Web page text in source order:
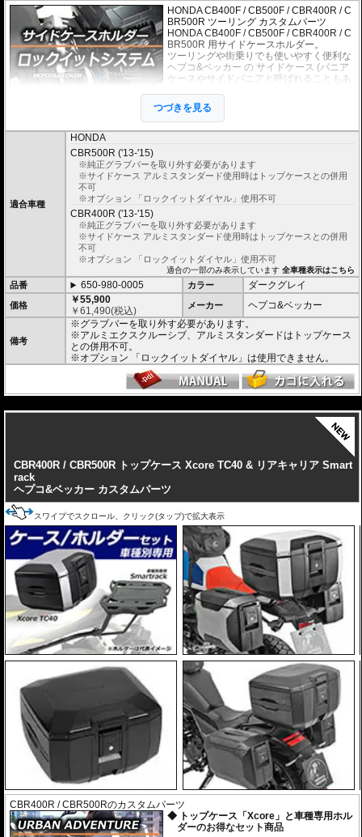
HONDA CB400F / CB500F / CBR400R / C
BR500R ツーリング カスタムパーツ
HONDA CB400F / CB500F / CBR400R / C
BR500R 用サイドケースホルダー。
ツーリングや街乗りでも使いやすく便利な
ヘプコ&ベッカー のサイドケース (パニア
ケースやサイドパニアと呼ばれることもあ
のない時には、ケースだけでなく、ホルダ
ー自体も簡単に取り外すことのできる、
「ロックイットシステム」を採用していま
す。
使わないときは簡単に取り外すことができ、車体を軽くできます。ツーリング
や街乗りに合わせて使いやすく便利だと好評です。
フレームはパイプ内部に性質の異なる特殊強化パイプをさらに1本追加させた2
重構造を採用。堅牢且つ利便性に優れた商品です。
高耐久パウダー塗装仕上げ。
※ケースのラインナップはこちらからご確認ください
※サイドケースホルダー用アダプターはケースに付属しています。 詳細はこ
つづきを見る
適合車種
HONDA
CBR500R ('13-'15)
※純正グラブバーを取り外す必要があります
※サイドケース アルミスタンダード使用時はトップケースとの併用
不可
※オプション 「ロックイットダイヤル」使用不可
CBR400R ('13-'15)
※純正グラブバーを取り外す必要があります
※サイドケース アルミスタンダード使用時はトップケースとの併用
不可
※オプション 「ロックイットダイヤル」使用不可
適合の一部のみ表示しています全車種表示はこちら
品番 650-980-0005 カラー ダークグレイ
価格
￥55,900
￥61,490(税込) メーカー ヘプコ&ベッカー
備考
※グラブバーを取り外す必要があります。
※アルミエクスクルーシブ、アルミスタンダードはトップケース
との併用不可。
※オプション 「ロックイットダイヤル」は使用できません。
CBR400R / CBR500R トップケース Xcore TC40 & リアキャリア Smart
rack
ヘプコ&ベッカー カスタムパーツ
スワイプでスクロール、クリック(タップ)で拡大表示
CBR400R / CBR500Rのカスタムパーツ
トップケース「Xcore」と車種専用ホル
ダーのお得なセット商品